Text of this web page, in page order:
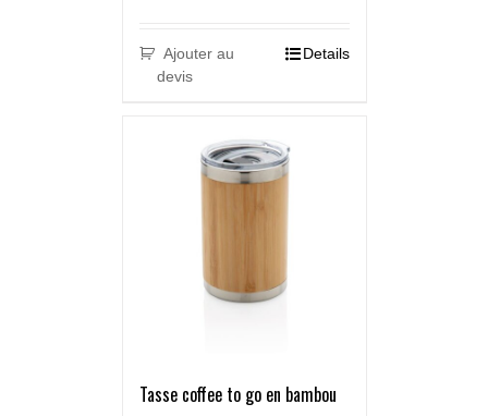
Ajouter au
devis
Details
Tasse coffee to go en bambou